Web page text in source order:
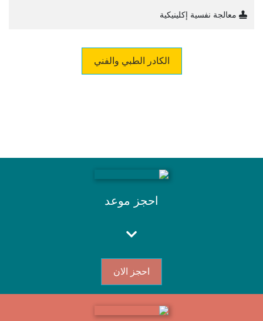
معالجة نفسية إكلينيكية
الكادر الطبي والفني
احجز موعد
احجز الان